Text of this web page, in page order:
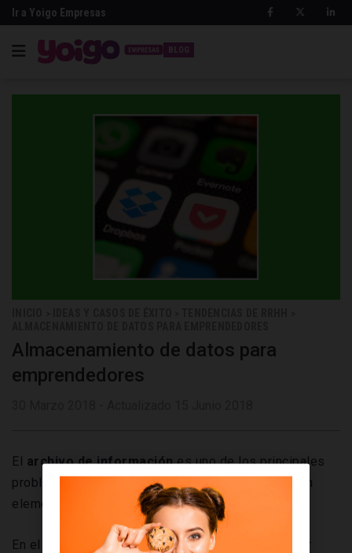
Ir a Yoigo Empresas
BLOG
Almacenamiento de datos para
emprendedores
El archivo de informaciónes uno de los principales
problemas de todas las empresas y tampoco es un
elemento ajeno para los emprendedores.
En el caso de que estés interesado/a en conseguir